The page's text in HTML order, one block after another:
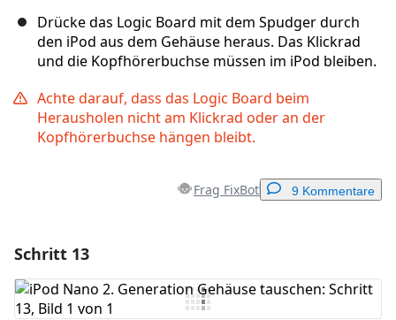
Drücke das Logic Board mit dem Spudger durch
den iPod aus dem Gehäuse heraus. Das Klickrad
und die Kopfhörerbuchse müssen im iPod bleiben.
Achte darauf, dass das Logic Board beim
Herausholen nicht am Klickrad oder an der
Kopfhörerbuchse hängen bleibt.
Frag FixBot 9 Kommentare
Kommentar hinzufügen
Schritt 13